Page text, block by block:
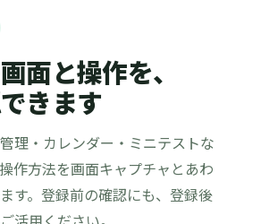
面と操作を、
きます
理・カレンダー・ミニテストな
作方法を画面キャプチャとあわ
す。登録前の確認にも、登録後